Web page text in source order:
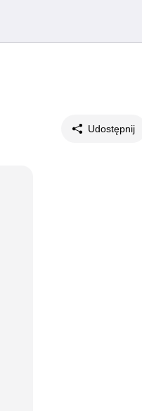
Udostępnij